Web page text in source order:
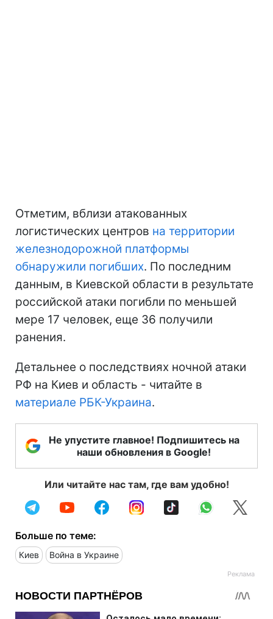
Отметим, вблизи атакованных
логистических центров на территории
железнодорожной платформы
обнаружили погибших. По последним
данным, в Киевской области в результате
российской атаки погибли по меньшей
мере 17 человек, еще 36 получили
ранения.
Детальнее о последствиях ночной атаки
РФ на Киев и область - читайте в
материале РБК-Украина.
Не упустите главное! Подпишитесь на
наши обновления в Google!
Или читайте нас там, где вам удобно!
Больше по теме:
Киев Война в Украине